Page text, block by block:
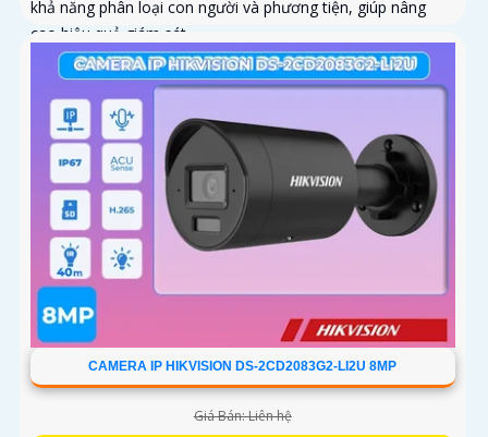
khả năng phân loại con người và phương tiện, giúp nâng
cao hiệu quả giám sát
CAMERA IP HIKVISION DS-2CD2083G2-LI2U 8MP
Giá Bán: Liên hệ